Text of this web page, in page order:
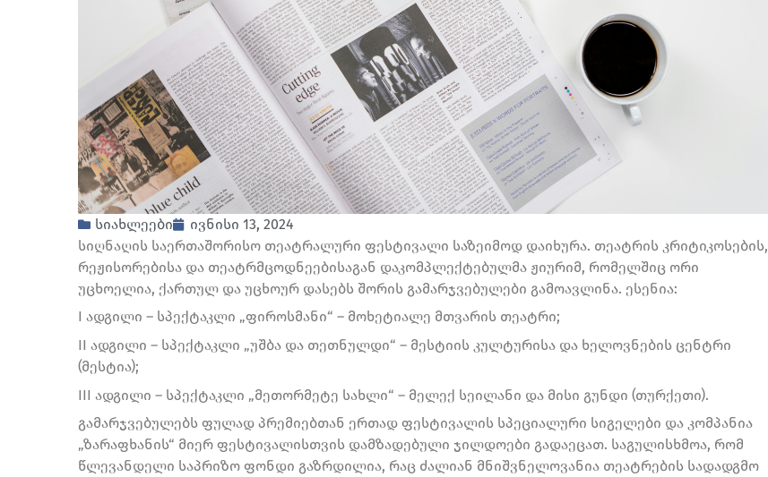
სიახლეები
ივნისი 13, 2024
სიღნაღის საერთაშორისო თეატრალური ფესტივალი საზეიმოდ დაიხურა. თეატრის კრიტიკოსების,
რეჟისორებისა და თეატრმცოდნეებისაგან დაკომპლექტებულმა ჟიურიმ, რომელშიც ორი
უცხოელია, ქართულ და უცხოურ დასებს შორის გამარჯვებულები გამოავლინა. ესენია:
I ადგილი – სპექტაკლი „ფიროსმანი“ – მოხეტიალე მთვარის თეატრი;
II ადგილი – სპექტაკლი „უშბა და თეთნულდი“ – მესტიის კულტურისა და ხელოვნების ცენტრი
(მესტია);
III ადგილი – სპექტაკლი „მეთორმეტე სახლი“ – მელექ სეილანი და მისი გუნდი (თურქეთი).
გამარჯვებულებს ფულად პრემიებთან ერთად ფესტივალის სპეციალური სიგელები და კომპანია
„ზარაფხანის“ მიერ ფესტივალისთვის დამზადებული ჯილდოები გადაეცათ. საგულისხმოა, რომ
წლევანდელი საპრიზო ფონდი გაზრდილია, რაც ძალიან მნიშვნელოვანია თეატრების სადადგმო